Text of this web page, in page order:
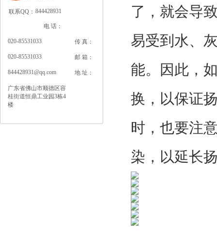
联系QQ： 844428931
电 话：
020-85531033 传 真：
020-85531033 邮 箱：
844428931@qq.com 地 址：
广东省佛山市顺德区容
桂街道恒鼎工业园3栋4
楼
了，就会导
易受到水、
能。因此，
换，以保证
时，也要注
染，以延长